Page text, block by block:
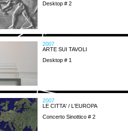
Desktop # 2
2007
ARTE SUI TAVOLI
Desktop # 1
2007
LE CITTA' / L'EUROPA
Concerto Sinottico # 2